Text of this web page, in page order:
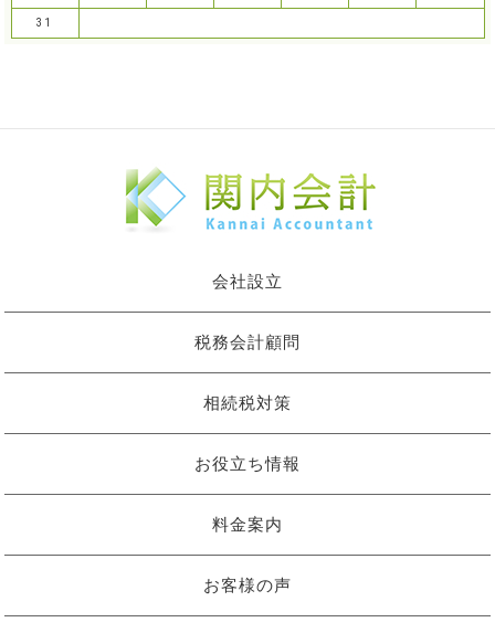
31
会社設立
税務会計顧問
相続税対策
お役立ち情報
料金案内
お客様の声